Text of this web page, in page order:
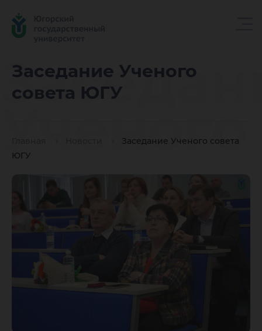
Заседание Ученого
совета ЮГУ
Заседание Ученого совета
ЮГУ Ученого
совета
ЮГУ